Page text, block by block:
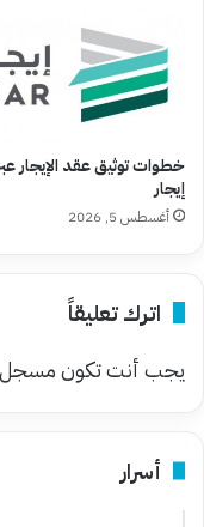
خطوات توثيق عقد الإيجار
إيجار
أغسطس 5, 2026
اترك تعليقاً
يجب أنت تكونمسجل
أسرار